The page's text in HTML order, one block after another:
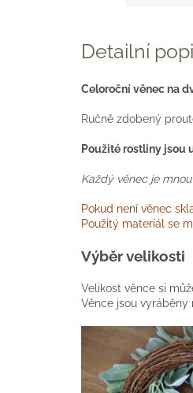
Detailní
Celoroční věnec na
Ručně zdobený
Použité rostliny jsou
Každý věnec je
Pokud není věnec
Použitý materiál se
Výběr velikosti
Velikost věnce si
Věnce jsou